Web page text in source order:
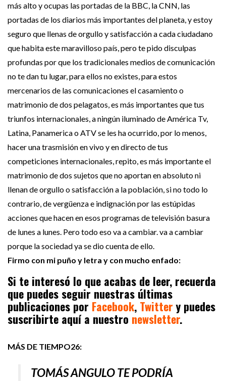
más alto y ocupas las portadas de la BBC, la CNN, las
portadas de los diarios más importantes del planeta, y estoy
seguro que llenas de orgullo y satisfacción a cada ciudadano
que habita este maravilloso país, pero te pido disculpas
profundas por que los tradicionales medios de comunicación
no te dan tu lugar, para ellos no existes, para estos
mercenarios de las comunicaciones el casamiento o
matrimonio de dos pelagatos, es más importantes que tus
triunfos internacionales, a ningún iluminado de América Tv,
Latina, Panamerica o ATV se les ha ocurrido, por lo menos,
hacer una trasmisión en vivo y en directo de tus
competiciones internacionales, repito, es más importante el
matrimonio de dos sujetos que no aportan en absoluto ni
llenan de orgullo o satisfacción a la población, si no todo lo
contrario, de vergüenza e indignación por las estúpidas
acciones que hacen en esos programas de televisión basura
de lunes a lunes. Pero todo eso va a cambiar. va a cambiar
porque la sociedad ya se dio cuenta de ello.
Firmo con mi puño y letra y con mucho enfado:
Si te interesó lo que acabas de leer, recuerda
que puedes seguir nuestras últimas
publicaciones por Facebook, Twittery puedes
suscribirte aquí a nuestro newsletter.
MÁS DE TIEMPO26:
TOMÁS ANGULO TE PODRÍA